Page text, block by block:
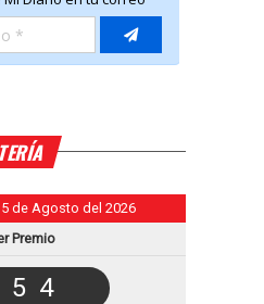
de Agosto del 2026
Premio